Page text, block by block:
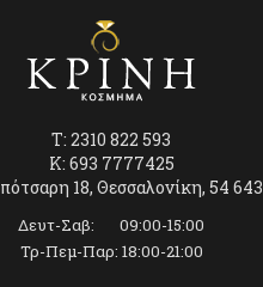
T: 2310 822 593
K: 693 7777425
18, Θεσσαλονίκη, 54 643
Δευτ-Σαβ: 09:00-15:00
Τρ-Πεμ-Παρ: 18:00-21:00